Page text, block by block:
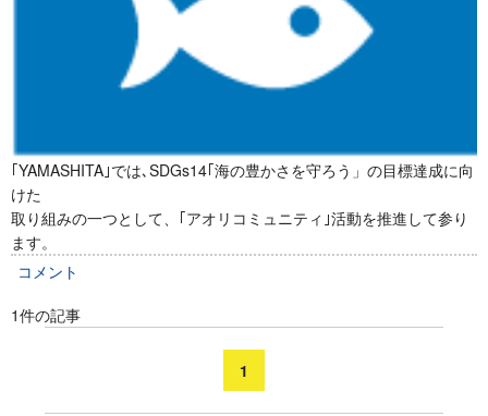
｢YAMASHITA｣では､SDGs14｢海の豊かさを守ろう」の目標達成に向
けた
取り組みの一つとして、｢アオリコミュニティ｣活動を推進して参り
ます。
コメント
1件の記事
1